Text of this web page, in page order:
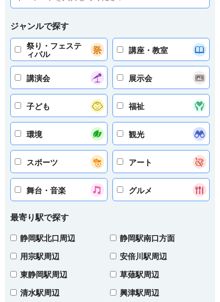
ジャンルで探す
祭り・フェステ
ィバル
講座・教室
講演会 展示会
子ども 福祉
環境 観光
スポーツ アート
舞台・音楽 グルメ
最寄り駅で探す
静岡駅北口周辺 静岡駅南口方面
用宗駅周辺 安倍川駅周辺
東静岡駅周辺 草薙駅周辺
清水駅周辺 興津駅周辺